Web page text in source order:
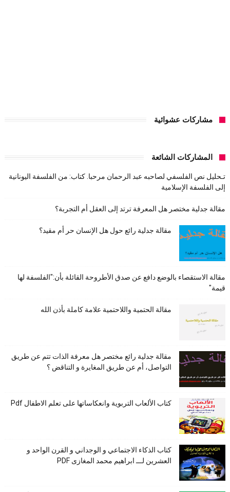
مشاركات عشوائية
المشاركات الشائعة
تـحليل نص الفلسفي لصاحبه عبد الرحمان مرحبا. كتاب: من الفلسفة اليونانية
إلى الفلسفة الإسلامية
مقالة جدلية مختصر هل المعرفة ترتد إلى العقل أم التجربة؟
مقالة جدلية رائع حول هل الإنسان حر أم مقيد؟
مقالة الاستقصاء بالوضع دافع عن صدق الأطروحة القائلة بأن:"الفلسفة لها
قيمة"
مقالة الحتمية واللاحتمية علامة كاملة بأذن الله
مقالة جدلية رائع مختصر هل معرفة الذات تتم عن طريق
التواصل، أم عن طريق المغايرة و التناقض ؟
كتاب الألعاب التربوية وانعكاساتها على تعلم الاطفال Pdf
كتاب الذكاء الاجتماعي و الوجداني و القرن الواحد و
العشرين لـــ ابراهيم محمد المغازى PDF